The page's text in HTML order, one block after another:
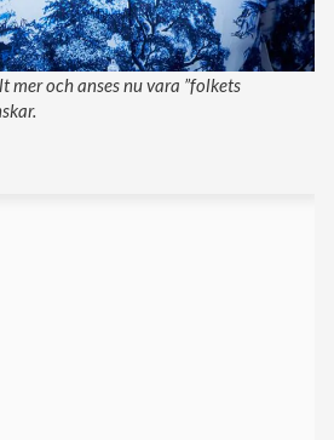
mer och anses nu vara ”folkets